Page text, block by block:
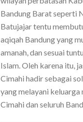
Bandung Barat seperti
Batujajar tentu
aqiqah Bandung yang
amanah, dan sesuai
Islam. Oleh karena itu,
Cimahi hadir sebagai
yang melayani keluarga
Cimahi dan seluruh